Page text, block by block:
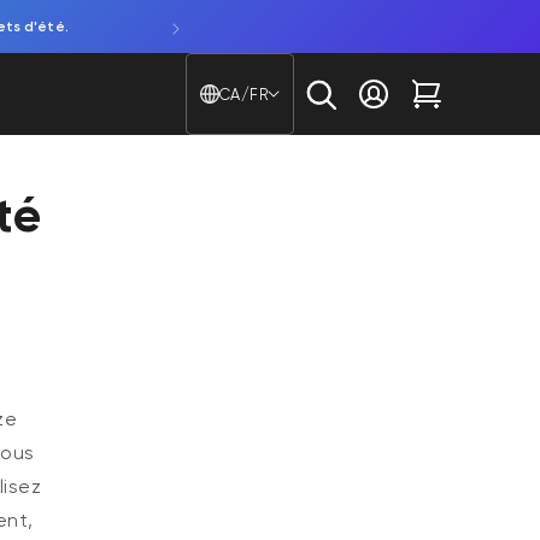
d'été. Découvrez notre NOUVELLE caméra de fenêtre.
Pays/région - Langue
CA/FR
Se connecter
Chariot